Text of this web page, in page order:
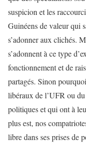
suspicion et les
Guinéens de valeur qui
s’adonner aux clichés.
s’adonnent à ce type
fonctionnement et de
partagés. Sinon
libéraux de l’UFR ou
politiques et qui ont à
plus est, nos
libre dans ses prises de